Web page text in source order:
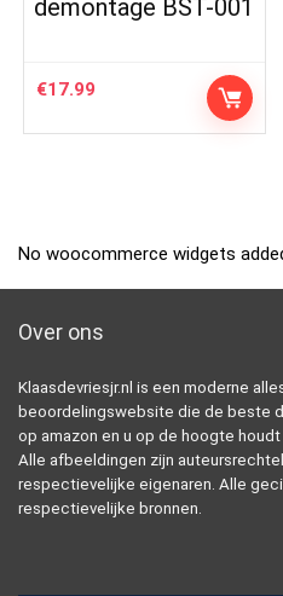
demontage BST-001
€17.99
No woocommerce widgets
Over ons
Klaasdevriesjr.nl is een moderne
beoordelingswebsite die de beste
op amazon en u op de hoogte
Alle afbeeldingen zijn
respectievelijke eigenaren. Alle
respectievelijke bronnen.